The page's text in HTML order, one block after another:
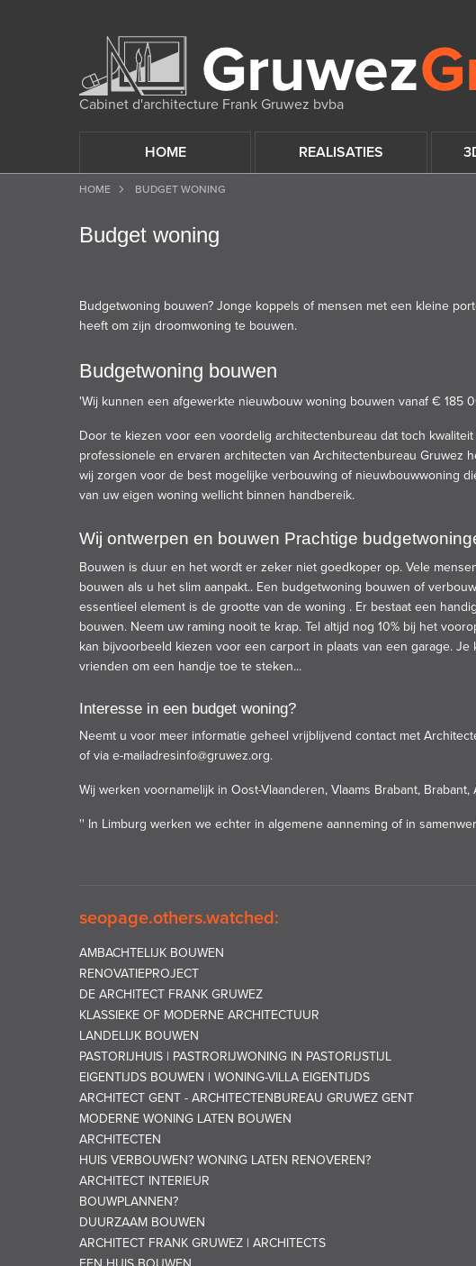
Cabinet d'architecture Frank Gruwez bvba
HOME REALISATIES
HOME BUDGET WONING
Budget woning
Budgetwoning bouwen? Jonge koppels of mensen met een kleine
heeft om zijn droomwoning te bouwen.
Budgetwoning bouwen
'Wij kunnen een afgewerkte nieuwbouw woning bouwen vanaf € 185
Door te kiezen voor een voordelig architectenbureau dat toch
professionele en ervaren architecten van Architectenbureau Gruwez
wij zorgen voor de best mogelijke verbouwing of nieuwbouwwoning
van uw eigen woning wellicht binnen handbereik.
Wij ontwerpen en bouwen Prachtige
Bouwen is duur en het wordt er zeker niet goedkoper op. Vele
bouwen als u het slim aanpakt.. Een budgetwoning bouwen of
essentieel element is de grootte van de woning . Er bestaat een
bouwen. Neem uw raming nooit te krap. Tel altijd nog 10% bij het
kan bijvoorbeeld kiezen voor een carport in plaats van een garage.
vrienden om een handje toe te steken...
Interesse in een budget woning?
Neemt u voor meer informatie geheel vrijblijvend contact met
of via e-mailadresinfo@gruwez.org.
Wij werken voornamelijk in Oost-Vlaanderen, Vlaams Brabant,
'' In Limburg werken we echter in algemene aanneming of in
seopage.others.watched:
AMBACHTELIJK BOUWEN
RENOVATIEPROJECT
DE ARCHITECT FRANK GRUWEZ
KLASSIEKE OF MODERNE ARCHITECTUUR
LANDELIJK BOUWEN
PASTORIJHUIS | PASTRORIJWONING IN PASTORIJSTIJL
EIGENTIJDS BOUWEN | WONING-VILLA EIGENTIJDS
ARCHITECT GENT - ARCHITECTENBUREAU GRUWEZ GENT
MODERNE WONING LATEN BOUWEN
ARCHITECTEN
HUIS VERBOUWEN? WONING LATEN RENOVEREN?
ARCHITECT INTERIEUR
BOUWPLANNEN?
DUURZAAM BOUWEN
ARCHITECT FRANK GRUWEZ | ARCHITECTS